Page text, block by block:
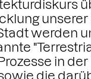
werden
in
die